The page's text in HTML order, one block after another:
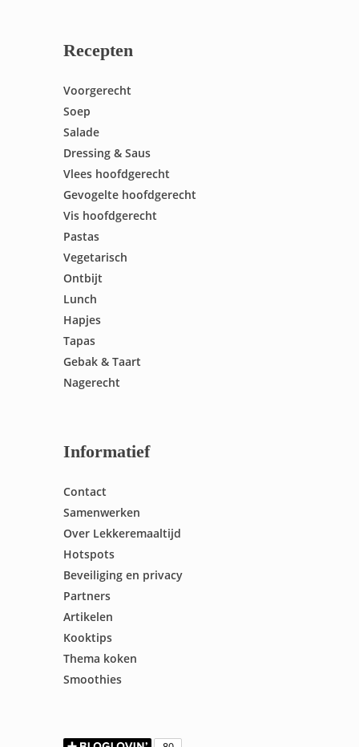
Recepten
Voorgerecht
Soep
Salade
Dressing & Saus
Vlees hoofdgerecht
Gevogelte hoofdgerecht
Vis hoofdgerecht
Pastas
Vegetarisch
Ontbijt
Lunch
Hapjes
Tapas
Gebak & Taart
Nagerecht
Informatief
Contact
Samenwerken
Over Lekkeremaaltijd
Hotspots
Beveiliging en privacy
Partners
Artikelen
Kooktips
Thema koken
Smoothies